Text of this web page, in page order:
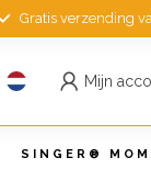
Gratis verzending
Mijn
SINGER®